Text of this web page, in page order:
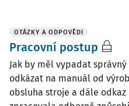
OTÁZKY A ODPOVĚDI
Pracovní postup
Jak by měl vypadat
odkázat na manuál od
obsluha stroje a dále